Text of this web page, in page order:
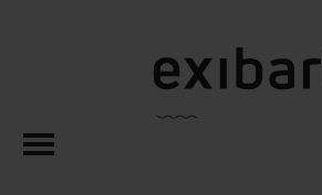
exibart.es